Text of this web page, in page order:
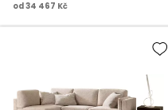
od 34 467 Kč